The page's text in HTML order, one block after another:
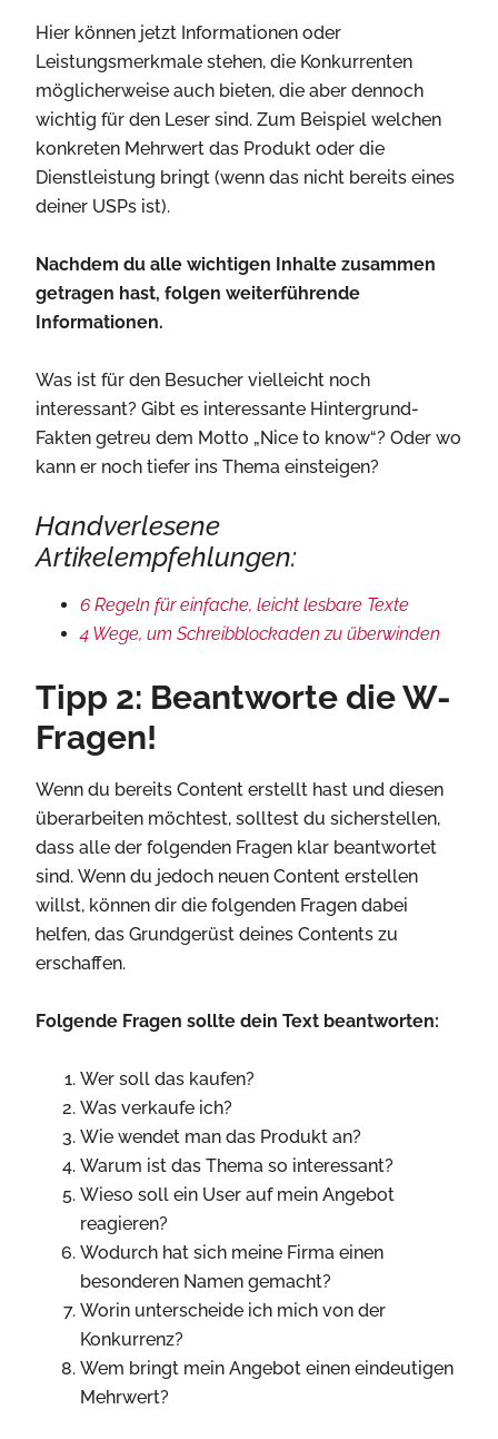
Hier können jetzt Informationen oder
Leistungsmerkmale stehen, die Konkurrenten
möglicherweise auch bieten, die aber dennoch
wichtig für den Leser sind. Zum Beispiel welchen
konkreten Mehrwert das Produkt oder die
Dienstleistung bringt (wenn das nicht bereits eines
deiner USPs ist).
Nachdem du alle wichtigen Inhalte zusammen
getragen hast, folgen weiterführende
Informationen.
Was ist für den Besucher vielleicht noch
interessant? Gibt es interessante Hintergrund-
Fakten getreu dem Motto „Nice to know“? Oder wo
kann er noch tiefer ins Thema einsteigen?
Handverlesene
Artikelempfehlungen:
6 Regeln für einfache, leicht lesbare Texte
4 Wege, um Schreibblockaden zu überwinden
Tipp 2: Beantworte die W-
Fragen!
Wenn du bereits Content erstellt hast und diesen
überarbeiten möchtest, solltest du sicherstellen,
dass alle der folgenden Fragen klar beantwortet
sind. Wenn du jedoch neuen Content erstellen
willst, können dir die folgenden Fragen dabei
helfen, das Grundgerüst deines Contents zu
erschaffen.
Folgende Fragen sollte dein Text beantworten:
Wer soll das kaufen?
Was verkaufe ich?
Wie wendet man das Produkt an?
Warum ist das Thema so interessant?
Wieso soll ein User auf mein Angebot
reagieren?
Wodurch hat sich meine Firma einen
besonderen Namen gemacht?
Worin unterscheide ich mich von der
Konkurrenz?
Wem bringt mein Angebot einen eindeutigen
Mehrwert?